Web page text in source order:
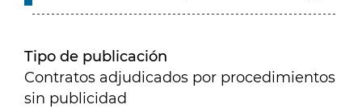
Tipo de publicación
Contratos adjudicados por procedimientos
sin publicidad